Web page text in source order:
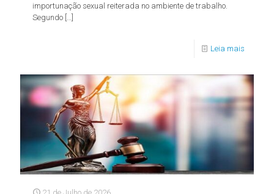
importunação sexual reiterada no ambiente de trabalho.
Segundo
Leia mais